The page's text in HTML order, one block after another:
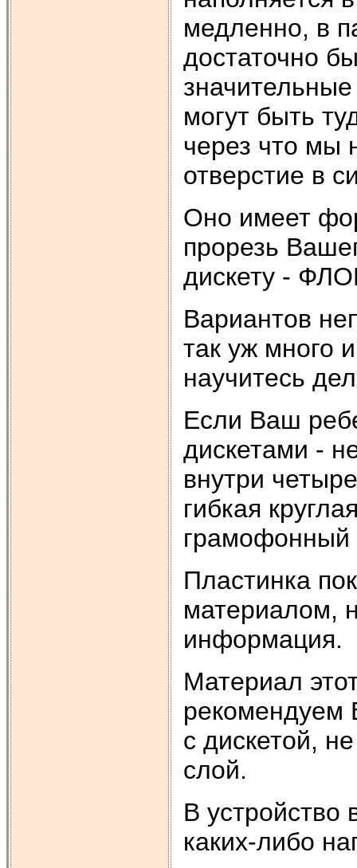
медленно, в
достаточно
могут быть
через что мы
отверстие в
Оно имеет
прорезь
дискету -
Вариантов
так уж много
научитесь
Если Ваш
дискетами -
внутри
гибкая
грамофонный
Пластинка
материалом,
информация.
Материал
рекомендуем
с дискетой,
слой.
В устройство
каких-либо